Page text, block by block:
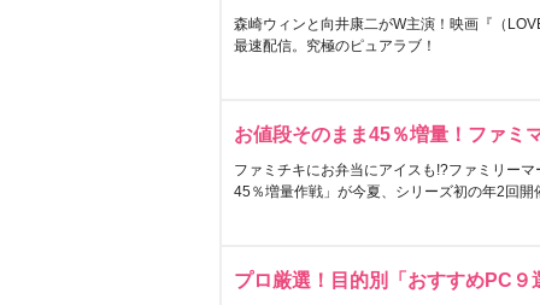
森崎ウィンと向井康二がW主演！映画『（
最速配信。究極のピュアラブ！
お値段そのまま45％増量！ファミ
ファミチキにお弁当にアイスも!?ファミリー
45％増量作戦」が今夏、シリーズ初の年2回開
プロ厳選！目的別「おすすめPC９